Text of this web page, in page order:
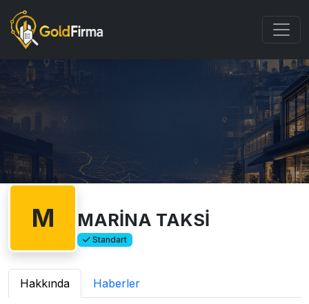
M MARİNA TAKSİ
Standart
Hakkında Haberler